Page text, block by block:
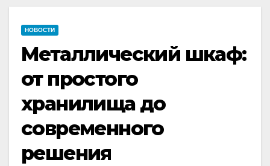
НОВОСТИ
Металлический шкаф:
от простого
хранилища до
современного
решения